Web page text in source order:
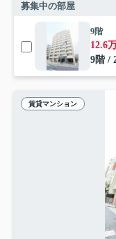
募集中の部屋
9階
12.6
9階 /
賃貸マンション